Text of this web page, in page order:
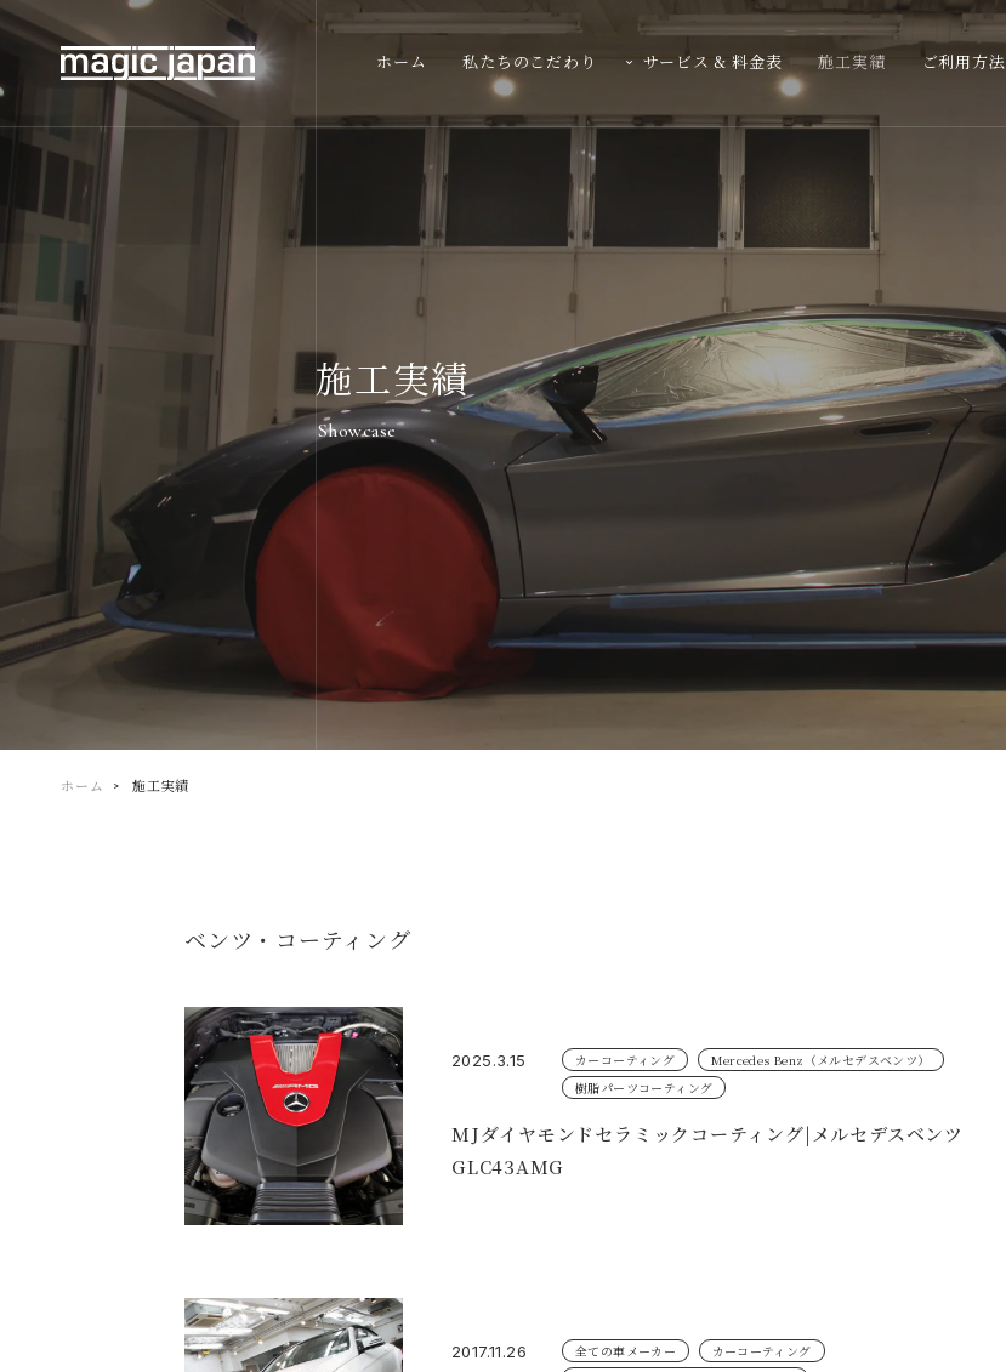
ホーム 私たちのこだわり サービス & 料金表 施工実績 ご利用方法
施工実績
Showcase
ホーム 施工実績
ベンツ・コーティング
2025.3.15 カーコーティング
Mercedes Benz（メルセデスベンツ）
樹脂パーツコーティング
MJダイヤモンドセラミックコーティング|メルセデスベンツ
GLC43AMG
2017.11.26 全ての車メーカー
カーコーティング